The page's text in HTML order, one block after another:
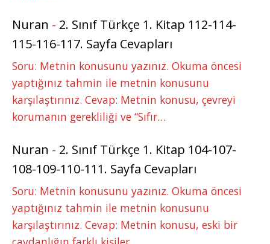
Nuran - 2. Sınıf Türkçe 1. Kitap 112-114-
115-116-117. Sayfa Cevapları
Soru: Metnin konusunu yazınız. Okuma öncesi
yaptığınız tahmin ile metnin konusunu
karşılaştırınız. Cevap: Metnin konusu, çevreyi
korumanın gerekliliği ve “Sıfır…
Nuran - 2. Sınıf Türkçe 1. Kitap 104-107-
108-109-110-111. Sayfa Cevapları
Soru: Metnin konusunu yazınız. Okuma öncesi
yaptığınız tahmin ile metnin konusunu
karşılaştırınız. Cevap: Metnin konusu, eski bir